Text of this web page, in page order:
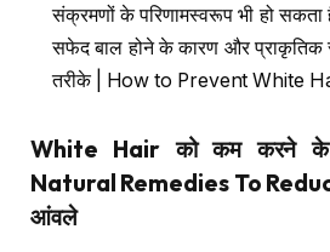
संक्रमणों के परिणामस्वरूप भी हो
सफेद बाल होने के कारण और
तरीके | How to Prevent White
White Hairको कम करने के
Natural Remedies To
आंवले